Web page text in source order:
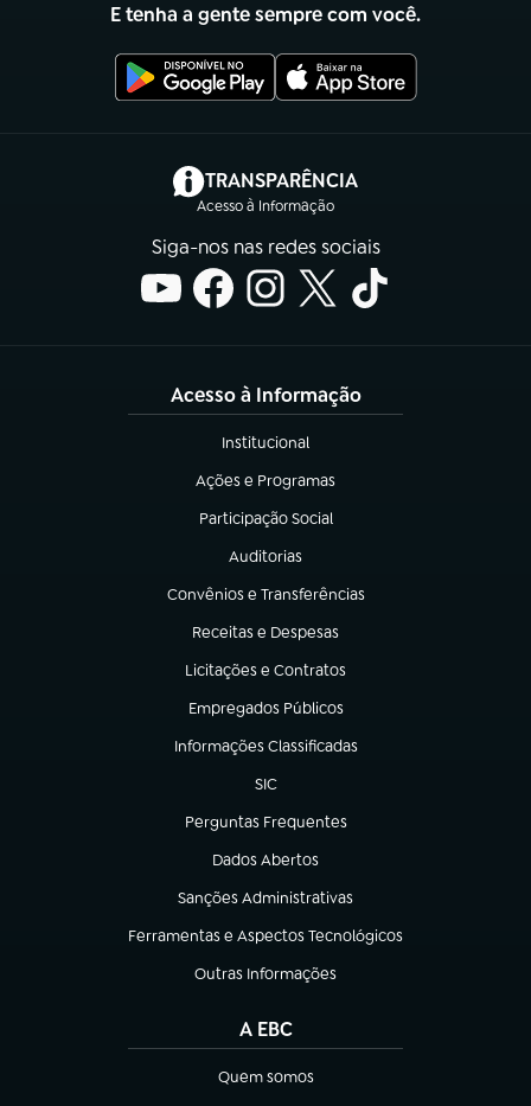
E tenha a gente sempre com você.
TRANSPARÊNCIA
Acesso à Informação
(abre em nova aba)
Siga-nos nas redes sociais
Acesso à Informação
Institucional
(abre em nova aba)
Ações e Programas
(abre em nova aba)
Participação Social
(abre em nova aba)
Auditorias
(abre em nova aba)
Convênios e Transferências
(abre em nova aba)
Receitas e Despesas
(abre em nova aba)
Licitações e Contratos
(abre em nova aba)
Empregados Públicos
(abre em nova aba)
Informações Classificadas
(abre em nova aba)
SIC
(abre em nova aba)
Perguntas Frequentes
(abre em nova aba)
Dados Abertos
(abre em nova aba)
Sanções Administrativas
(abre em nova aba)
Ferramentas e Aspectos Tecnológicos
(abre em nova aba)
Outras Informações
(abre em nova aba)
A EBC
Quem somos
(abre em nova aba)